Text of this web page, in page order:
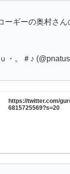
ーギーの奥村さん
・。＃♪
https://twitter.com/
6815725569?s=20